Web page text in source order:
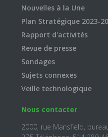
Nouvelles à la Une
Plan Stratégique 2023-
Rapport d'activités
Revue de presse
Sondages
Sujets connexes
Veille technologique
Nous contacter
2000, rue Mansfield,